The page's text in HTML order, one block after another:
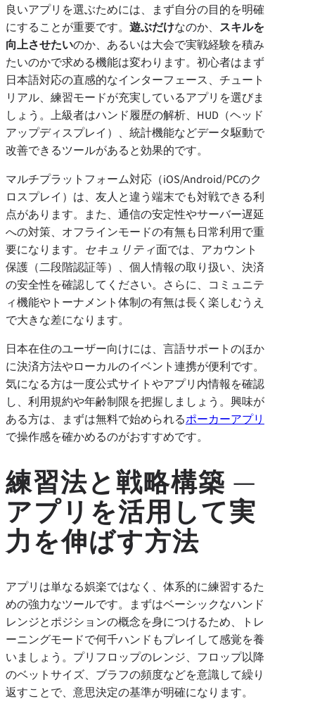
良いアプリを選ぶためには、まず自分の目的を明確
にすることが重要です。 遊ぶだけなのか、 スキルを
向上させたいのか、あるいは大会で実戦経験を積み
たいのかで求める機能は変わります。初心者はまず
日本語対応の直感的なインターフェース、チュート
リアル、練習モードが充実しているアプリを選びま
しょう。上級者はハンド履歴の解析、HUD（ヘッド
アップディスプレイ）、統計機能などデータ駆動で
改善できるツールがあると効果的です。
マルチプラットフォーム対応（iOS/Android/PCのク
ロスプレイ）は、友人と違う端末でも対戦できる利
点があります。また、通信の安定性やサーバー遅延
への対策、オフラインモードの有無も日常利用で重
要になります。 セキュリティ面では、アカウント
保護（二段階認証等）、個人情報の取り扱い、決済
の安全性を確認してください。さらに、コミュニテ
ィ機能やトーナメント体制の有無は長く楽しむうえ
で大きな差になります。
日本在住のユーザー向けには、言語サポートのほか
に決済方法やローカルのイベント連携が便利です。
気になる方は一度公式サイトやアプリ内情報を確認
し、利用規約や年齢制限を把握しましょう。興味が
ある方は、まずは無料で始められるポーカーアプリ
で操作感を確かめるのがおすすめです。
練習法と戦略構築 —
アプリを活用して実
力を伸ばす方法
アプリは単なる娯楽ではなく、体系的に練習するた
めの強力なツールです。まずはベーシックなハンド
レンジとポジションの概念を身につけるため、トレ
ーニングモードで何千ハンドもプレイして感覚を養
いましょう。プリフロップのレンジ、フロップ以降
のベットサイズ、ブラフの頻度などを意識して繰り
返すことで、意思決定の基準が明確になります。